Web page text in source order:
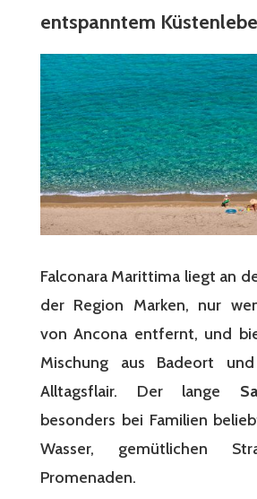
entspanntem
Falconara Marittima liegt an
der Region Marken, nur
von Ancona entfernt, und
Mischung aus Badeort
Alltagsflair. Der lange
besonders bei Familien
Wasser, gemütlichen
Promenaden.